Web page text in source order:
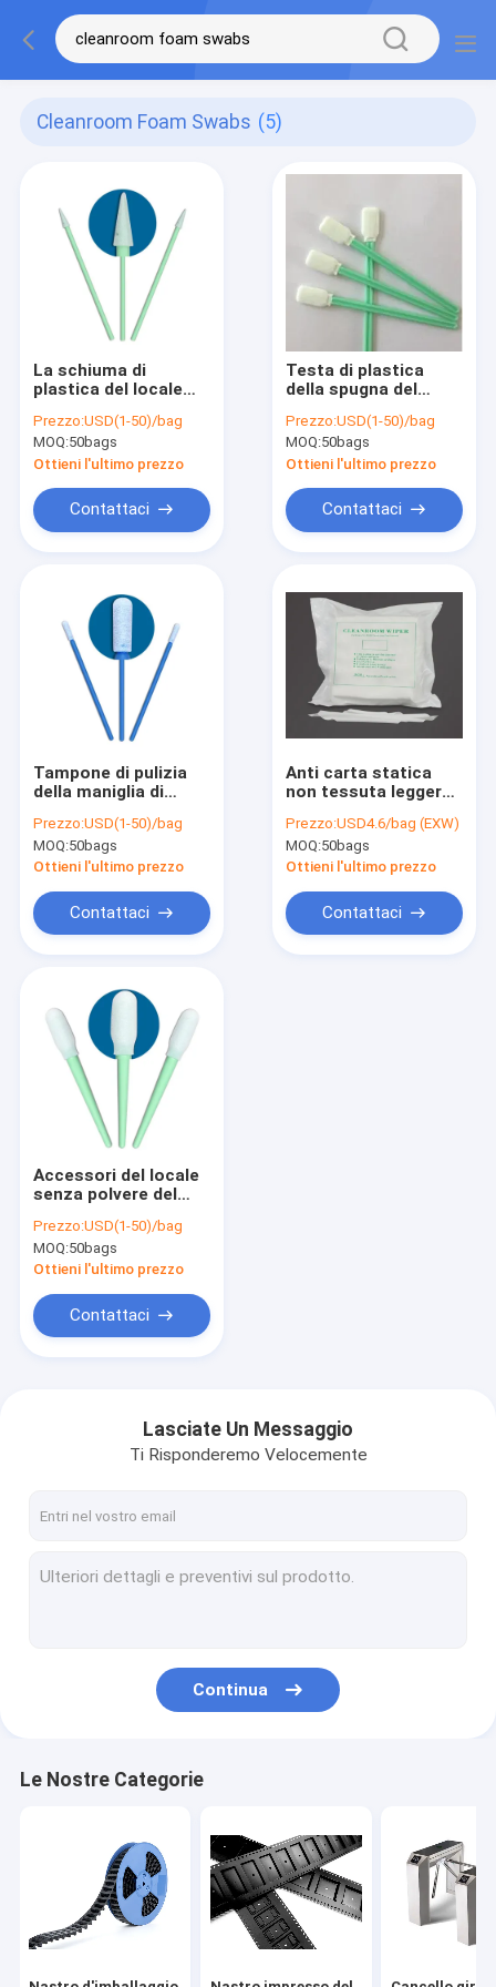
Cleanroom Foam Swabs (5)
La schiuma di
plastica del locale
maniglia dei prodotti
verdi del locale senza
polvere tampona il
polipropilene
Prezzo:USD(1-50)/bag
MOQ:50bags
Ottieni l'ultimo prezzo
Contattaci
Testa di plastica
della spugna del
tampone della
schiuma della
maniglia
Prezzo:USD(1-50)/bag
MOQ:50bags
Ottieni l'ultimo prezzo
Contattaci
Tampone di pulizia
della maniglia di
della testa della
spugna del locale
senza polvere per la
Prezzo:USD(1-50)/bag
MOQ:50bags
Ottieni l'ultimo prezzo
Contattaci
Anti carta statica
non tessuta leggera
polvere del
tergicristallo delle
strofinate X 9"
Prezzo:USD4.6/bag (EXW)
MOQ:50bags
Ottieni l'ultimo prezzo
Contattaci
Accessori del locale
senza polvere del
tamponi sicuri di
verde ESD della
spugna
Prezzo:USD(1-50)/bag
MOQ:50bags
Ottieni l'ultimo prezzo
Contattaci
Lasciate Un Messaggio
Ti Risponderemo Velocemente
Continua
Le Nostre Categorie